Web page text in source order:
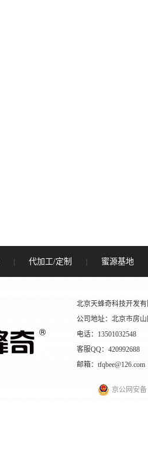
代加工/定制 蜜源基地
北京天蜂奇科技开发
公司地址：北京市房
电话：13501032548
客服QQ：420992688
邮箱：tfqbee@126.com
京公网安备